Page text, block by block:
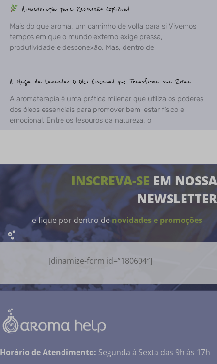
Aromaterapia para Reconexão Espiritual
Mais do que aroma, um caminho de volta para si Vivemos
tempos em que o mundo externo exige pressa,
produtividade e desconexão. Mas, dentro de
A Magia da Lavanda: O Óleo Essencial que Transforma sua Rotina
A aromaterapia é uma prática milenar que utiliza os poderes
dos óleos essenciais para promover bem-estar físico e
emocional. Entre os tesouros da natureza, o
INSCREVA-SE EM NOSSA
NEWSLETTER
e fique por dentro de novidades e promoções
[dinamize-form id=”180604″]
Horário de Atendimento: Segunda à Sexta das 9h às 17h